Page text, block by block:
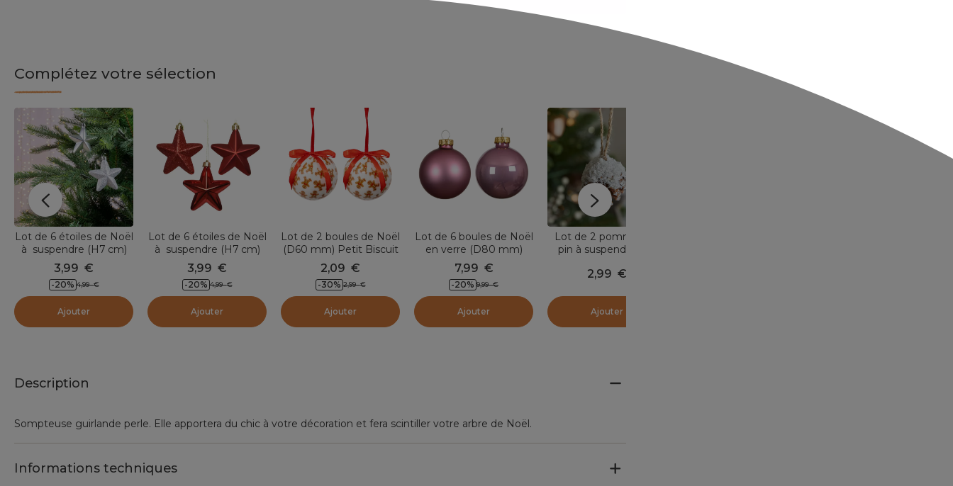
Complétez votre sélection
Lot de 6 étoiles de Noël
à suspendre (H7 cm)
Alpine Argent
3,99 €
-20% 4,99 €
Ajouter
Lot de 6 étoiles de Noël
à suspendre (H7 cm)
Alpine Rouge
3,99 €
-20% 4,99 €
Ajouter
Lot de 2 boules de Noël
(D60 mm) Petit Biscuit
2,09 €
-30% 2,99 €
Ajouter
Lot de 6 boules de Noël
en verre (D80 mm)
Boréal Vieux rose
7,99 €
-20% 9,99 €
Ajouter
Lot de 2 pommes de
pin à suspendre (H6
2,99 €
Ajouter
Description
Sompteuse guirlande perle. Elle apportera du chic à votre décoration et fera scintiller votre arbre de Noël.
Informations techniques